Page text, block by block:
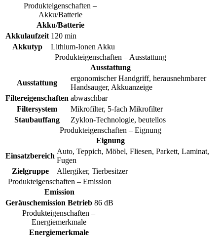
Produkteigenschaften –
Akku/Batterie
Akku/Batterie
Akkulaufzeit 120 min
Akkutyp
Lithium-Ionen Akku
Produkteigenschaften – Ausstattung
Ausstattung
Ausstattung
ergonomischer Handgriff, herausnehmbarer
Handsauger, Akkuanzeige
Filtereigenschaften abwaschbar
Filtersystem
Mikrofilter, 5-fach Mikrofilter
Staubauffang
Zyklon-Technologie, beutellos
Produkteigenschaften – Eignung
Eignung
Einsatzbereich
Auto, Teppich, Möbel, Fliesen, Parkett, Laminat,
Fugen
Zielgruppe
Allergiker, Tierbesitzer
Produkteigenschaften – Emission
Emission
Geräuschemission Betrieb 86 dB
Produkteigenschaften –
Energiemerkmale
Energiemerkmale